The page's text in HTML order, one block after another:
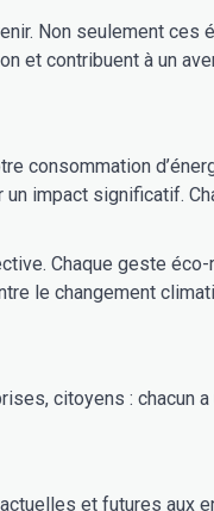
Non seulement
et contribuent à un
impact significatif.
Chaque geste éco-
le changement
citoyens : chacun